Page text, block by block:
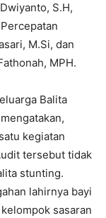
S.H,
M.Si, dan
MPH.
Balita
kegiatan
tersebut tidak
stunting.
lahirnya bayi
sasaran